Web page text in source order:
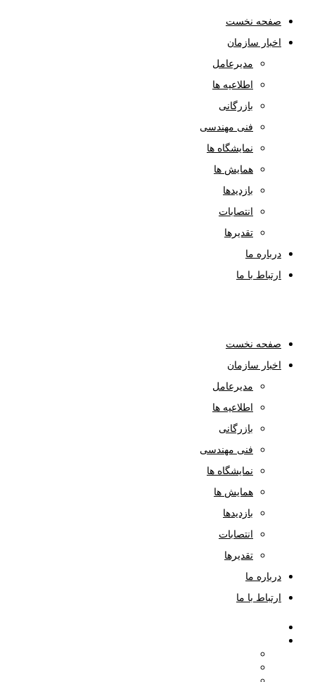
صفحه نخست
اخبار سازمان
مدیرعامل
اطلاعیه ها
بازرگانی
فنی مهندسی
نمایشگاه ها
همایش ها
بازدیدها
انتصابات
تقدیرها
درباره ما
ارتباط با ما
صفحه نخست
اخبار سازمان
مدیرعامل
اطلاعیه ها
بازرگانی
فنی مهندسی
نمایشگاه ها
همایش ها
بازدیدها
انتصابات
تقدیرها
درباره ما
ارتباط با ما